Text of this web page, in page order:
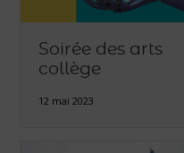
Soirée des arts
collège
12 mai 2023